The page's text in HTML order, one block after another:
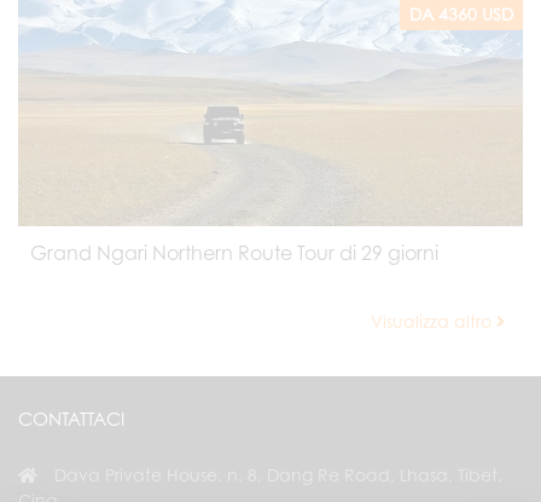
DA 4360 USD
Grand Ngari Northern Route Tour di 29 giorni
Visualizza altro
CONTATTACI